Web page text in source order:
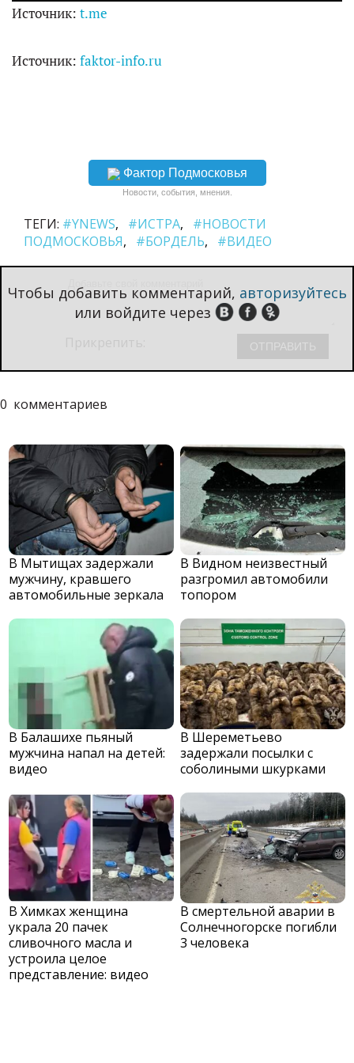
y
e
o
Источник: t.me
Источник: faktor-info.ru
Фактор Подмосковья
Новости, события, мнения.
ТЕГИ: #YNEWS #ИСТРА
#НОВОСТИ
ПОДМОСКОВЬЯ
#БОРДЕЛЬ #ВИДЕО
Чтобы добавить комментарий, авторизуйтесь
или войдите через
0 комментариев
В Мытищах задержали
мужчину, кравшего
автомобильные зеркала
В Видном неизвестный
разгромил автомобили
топором
В Балашихе пьяный
мужчина напал на детей:
видео
В Шереметьево
задержали посылки с
соболиными шкурками
В Химках женщина
украла 20 пачек
сливочного масла и
устроила целое
представление: видео
В смертельной аварии в
Солнечногорске погибли
3 человека